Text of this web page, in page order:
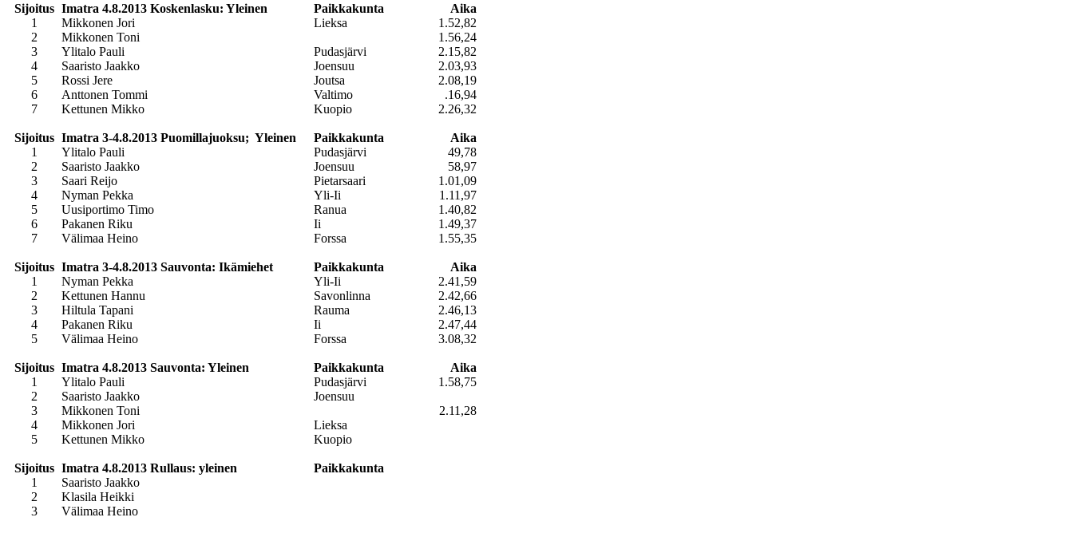
Sijoitus Imatra 4.8.2013 Koskenlasku: Yleinen Paikkakunta
Aika
1
Mikkonen Jori Lieksa
1.52,82
2
Mikkonen Toni
1.56,24
3
Ylitalo Pauli Pudasjärvi
2.15,82
4
Saaristo Jaakko Joensuu
2.03,93
5
Rossi Jere Joutsa
2.08,19
6
Anttonen Tommi Valtimo
.16,94
7
Kettunen Mikko Kuopio 2.26,32
Sijoitus Imatra 3-4.8.2013 Puomillajuoksu; Yleinen Paikkakunta
Aika
1
Ylitalo Pauli Pudasjärvi
49,78
2
Saaristo Jaakko Joensuu
58,97
3
Saari Reijo Pietarsaari
1.01,09
4
Nyman Pekka Yli-Ii
1.11,97
5
Uusiportimo Timo Ranua
1.40,82
6
Pakanen Riku Ii
1.49,37
7
Välimaa Heino Forssa 1.55,35
Sijoitus Imatra 3-4.8.2013 Sauvonta: Ikämiehet Paikkakunta
Aika
1
Nyman Pekka Yli-Ii
2.41,59
2
Kettunen Hannu Savonlinna
2.42,66
3
Hiltula Tapani Rauma
2.46,13
4
Pakanen Riku Ii
2.47,44
5
Välimaa Heino Forssa 3.08,32
Sijoitus Imatra 4.8.2013 Sauvonta: Yleinen Paikkakunta
Aika
1
Ylitalo Pauli Pudasjärvi
1.58,75
2
Saaristo Jaakko
Joensuu
3
Mikkonen Toni
2.11,28
4
Mikkonen Jori
Lieksa
5
Kettunen Mikko Kuopio
Sijoitus Imatra 4.8.2013 Rullaus: yleinen
Paikkakunta
1
Saaristo Jaakko
2
Klasila Heikki
3
Välimaa Heino